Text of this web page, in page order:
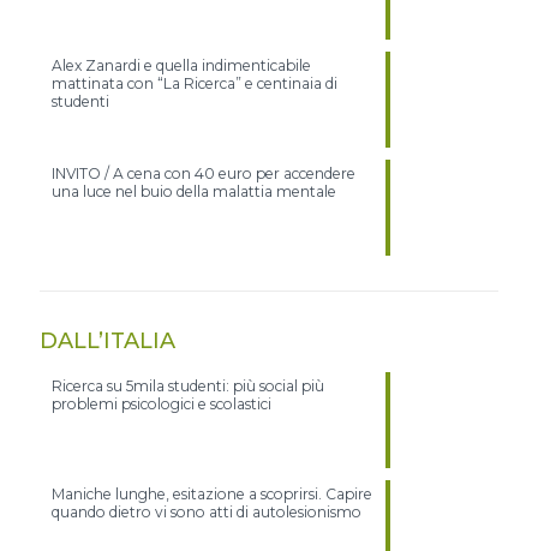
Alex Zanardi e quella indimenticabile
mattinata con “La Ricerca” e centinaia di
studenti
INVITO / A cena con 40 euro per accendere
una luce nel buio della malattia mentale
DALL’ITALIA
Ricerca su 5mila studenti: più social più
problemi psicologici e scolastici
Maniche lunghe, esitazione a scoprirsi. Capire
quando dietro vi sono atti di autolesionismo